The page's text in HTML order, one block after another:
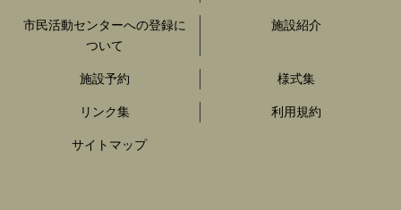
市民活動センターへの登録に
ついて
施設紹介
施設予約 様式集
リンク集 利用規約
サイトマップ